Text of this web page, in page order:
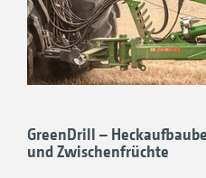
Arbeiten.
GreenDrill –
und Zwischenfrüchte